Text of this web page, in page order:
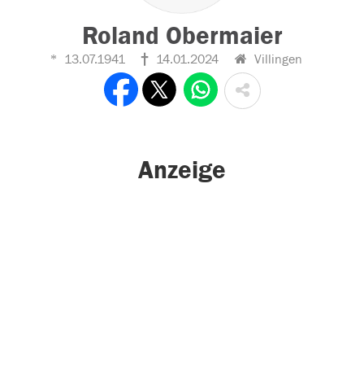
Roland Obermaier
13.07.1941 14.01.2024 Villingen
Anzeige